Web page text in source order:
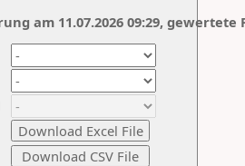
am 11.07.2026 09:29, gewertete